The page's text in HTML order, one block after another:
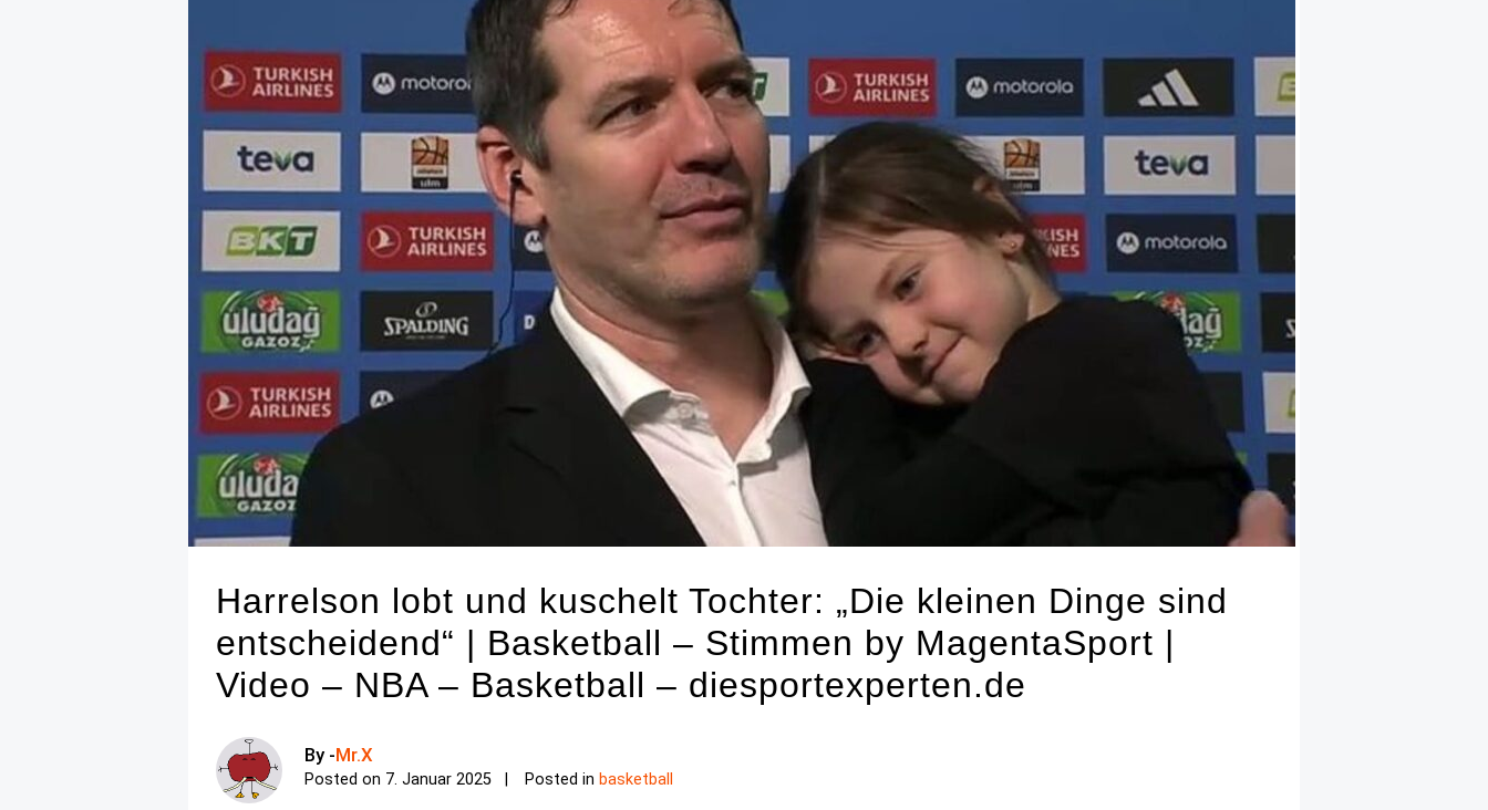
Harrelson lobt und kuschelt Tochter: „Die kleinen Dinge sind
entscheidend“ | Basketball – Stimmen by MagentaSport |
Video – NBA – Basketball – diesportexperten.de
By -Mr.X
Posted on 7. Januar 2025 Posted in basketball